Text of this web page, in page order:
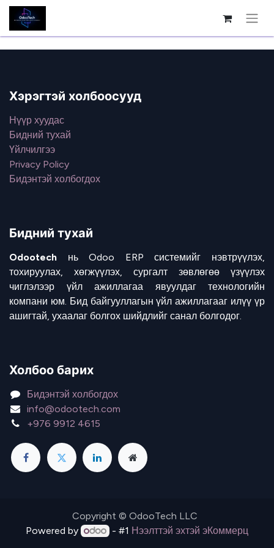
Хэрэгтэй холбоосууд
Нүүр хуудас
Бидний тухай
Үйлчилгээ
Privacy Policy
Бидэнтэй холбогдох
Бидний тухай
Odootech нь Odoo ERP системийг нэвтрүүлэх,
тохируулах, хөгжүүлэх, сургалт зөвлөгөө үзүүлэх
чиглэлээр үйл ажиллагаа явуулдаг технологийн
компани юм. Бид байгууллагын үйл ажиллагааг илүү үр
ашигтай, ухаалаг болгох шийдлийг санал болгодог.
Холбоо барих
Бидэнтэй холбогдох
info@odootech.com
+976 9912 4615
Copyright © OdooTech LLC
Powered by
- #1 Нээлттэй эхтэй эКоммерц